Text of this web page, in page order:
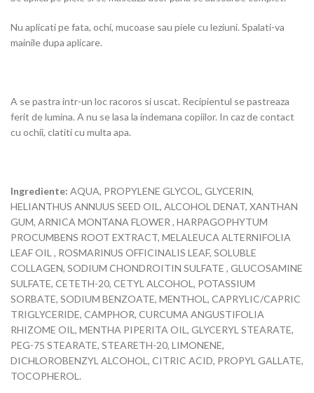
Nu aplicati pe fata, ochi, mucoase sau piele cu leziuni. Spalati-va
mainile dupa aplicare.
A se pastra intr-un loc racoros si uscat. Recipientul se pastreaza
ferit de lumina. A nu se lasa la indemana copiilor. In caz de contact
cu ochii, clatiti cu multa apa.
Ingrediente: AQUA, PROPYLENE GLYCOL, GLYCERIN,
HELIANTHUS ANNUUS SEED OIL, ALCOHOL DENAT, XANTHAN
GUM, ARNICA MONTANA FLOWER , HARPAGOPHYTUM
PROCUMBENS ROOT EXTRACT, MELALEUCA ALTERNIFOLIA
LEAF OIL , ROSMARINUS OFFICINALIS LEAF, SOLUBLE
COLLAGEN, SODIUM CHONDROITIN SULFATE , GLUCOSAMINE
SULFATE, CETETH-20, CETYL ALCOHOL, POTASSIUM
SORBATE, SODIUM BENZOATE, MENTHOL, CAPRYLIC/CAPRIC
TRIGLYCERIDE, CAMPHOR, CURCUMA ANGUSTIFOLIA
RHIZOME OIL, MENTHA PIPERITA OIL, GLYCERYL STEARATE,
PEG-75 STEARATE, STEARETH-20, LIMONENE,
DICHLOROBENZYL ALCOHOL, CITRIC ACID, PROPYL GALLATE,
TOCOPHEROL.